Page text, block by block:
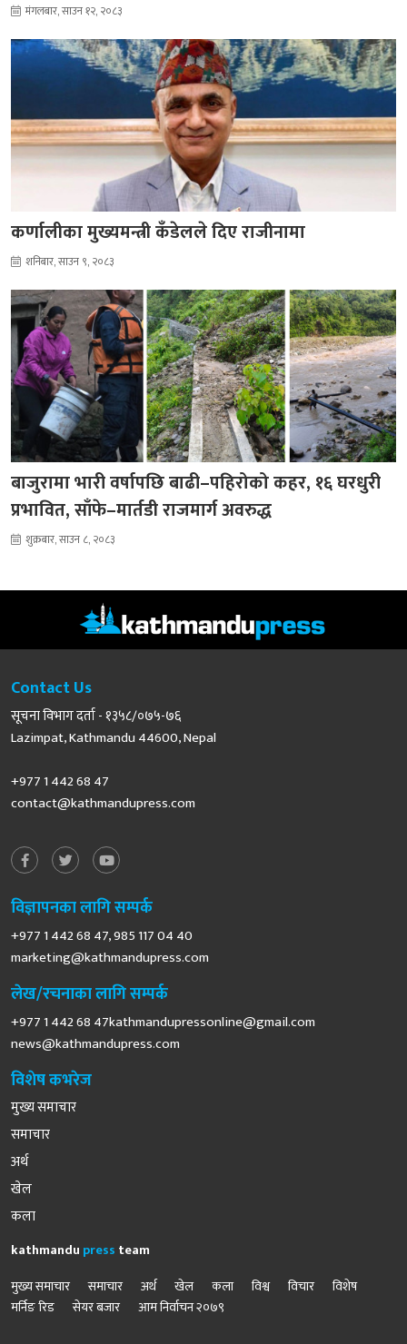
मंगलबार, साउन १२, २०८३
कर्णालीका मुख्यमन्त्री कँडेलले दिए राजीनामा
शनिबार, साउन ९, २०८३
बाजुरामा भारी वर्षापछि बाढी–पहिरोको कहर, १६ घरधुरी
प्रभावित, साँफे–मार्तडी राजमार्ग अवरुद्ध
शुक्रबार, साउन ८, २०८३
Contact Us
सूचना विभाग दर्ता - १३५८/०७५-७६
Lazimpat, Kathmandu 44600, Nepal
+977 1 442 68 47
contact@kathmandupress.com
विज्ञापनका लागि सम्पर्क
+977 1 442 68 47, 985 117 04 40
marketing@kathmandupress.com
लेख/रचनाका लागि सम्पर्क
+977 1 442 68 47kathmandupressonline@gmail.com
news@kathmandupress.com
विशेष कभरेज
मुख्य समाचार
समाचार
अर्थ
खेल
कला
kathmandu press team
मुख्य समाचार
समाचार अर्थ खेल कला विश्व विचार
विशेष
मर्निङ रिड
सेयर बजार आम निर्वाचन २०७९